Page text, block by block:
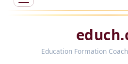
Education Formation